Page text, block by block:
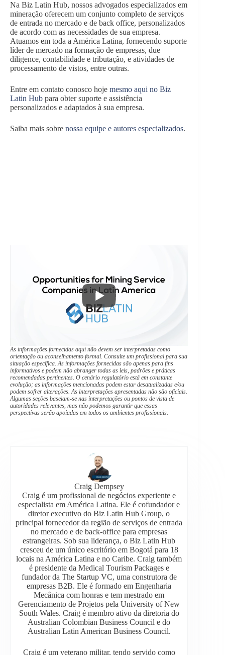
Na Biz Latin Hub, nossos advogados especializados em
mineração oferecem um conjunto completo de serviços
de entrada no mercado e de back office, personalizados
de acordo com as necessidades de sua empresa.
Atuamos em toda a América Latina, fornecendo suporte
líder de mercado na formação de empresas, due
diligence, contabilidade e tributação, e atividades de
processamento de vistos, entre outras.
Entre em contato conosco hoje mesmo aqui no Biz
Latin Hub para obter suporte e assistência
personalizados e adaptados à sua empresa.
Saiba mais sobre nossa equipe e autores especializados.
As informações fornecidas aqui não devem ser interpretadas como
orientação ou aconselhamento formal. Consulte um profissional para sua
situação específica. As informações fornecidas são apenas para fins
informativos e podem não abranger todas as leis, padrões e práticas
recomendadas pertinentes. O cenário regulatório está em constante
evolução; as informações mencionadas podem estar desatualizadas e/ou
podem sofrer alterações. As interpretações apresentadas não são oficiais.
Algumas seções baseiam-se nas interpretações ou pontos de vista de
autoridades relevantes, mas não podemos garantir que essas
perspectivas serão apoiadas em todos os ambientes profissionais.
Craig Dempsey
Craig é um profissional de negócios experiente e
especialista em América Latina. Ele é cofundador e
diretor executivo do Biz Latin Hub Group, o
principal fornecedor da região de serviços de entrada
no mercado e de back-office para empresas
estrangeiras. Sob sua liderança, o Biz Latin Hub
cresceu de um único escritório em Bogotá para 18
locais na América Latina e no Caribe. Craig também
é presidente da Medical Tourism Packages e
fundador da The Startup VC, uma construtora de
empresas B2B. Ele é formado em Engenharia
Mecânica com honras e tem mestrado em
Gerenciamento de Projetos pela University of New
South Wales. Craig é membro ativo da diretoria do
Australian Colombian Business Council e do
Australian Latin American Business Council.
Craig é um veterano militar, tendo servido como